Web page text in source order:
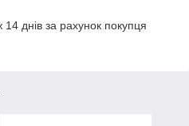
днів за рахунок покупця